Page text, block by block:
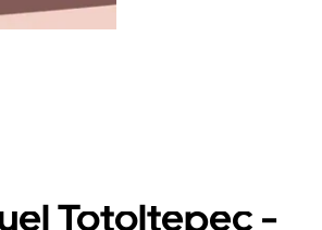
Totoltepec -